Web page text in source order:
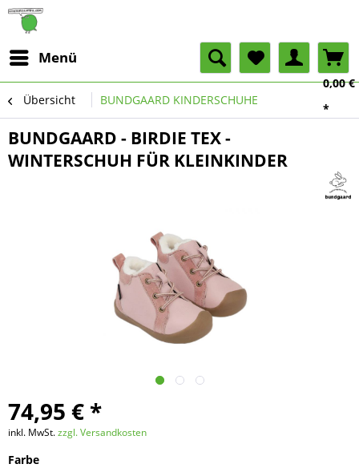
Menü
0,00 €
*
Übersicht BUNDGAARD KINDERSCHUHE
BUNDGAARD - BIRDIE TEX -
WINTERSCHUH FÜR KLEINKINDER
74,95 € *
inkl. MwSt.zzgl. Versandkosten
Farbe